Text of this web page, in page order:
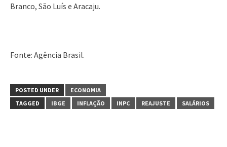
Branco, São Luís e Aracaju.
Fonte: Agência Brasil.
POSTED UNDER
ECONOMIA
TAGGED
IBGE INFLAÇÃO INPC REAJUSTE SALÁRIOS